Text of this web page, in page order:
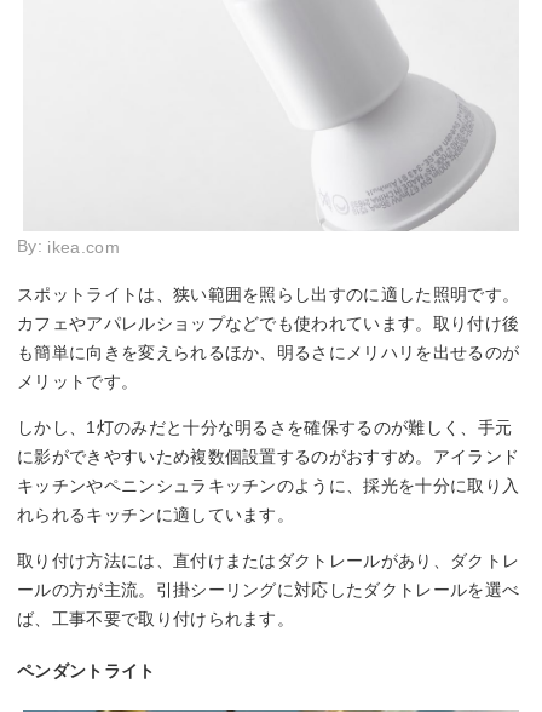
By: ikea.com
スポットライトは、狭い範囲を照らし出すのに適した照明です。
カフェやアパレルショップなどでも使われています。取り付け後
も簡単に向きを変えられるほか、明るさにメリハリを出せるのが
メリットです。
しかし、1灯のみだと十分な明るさを確保するのが難しく、手元
に影ができやすいため複数個設置するのがおすすめ。アイランド
キッチンやペニンシュラキッチンのように、採光を十分に取り入
れられるキッチンに適しています。
取り付け方法には、直付けまたはダクトレールがあり、ダクトレ
ールの方が主流。引掛シーリングに対応したダクトレールを選べ
ば、工事不要で取り付けられます。
ペンダントライト